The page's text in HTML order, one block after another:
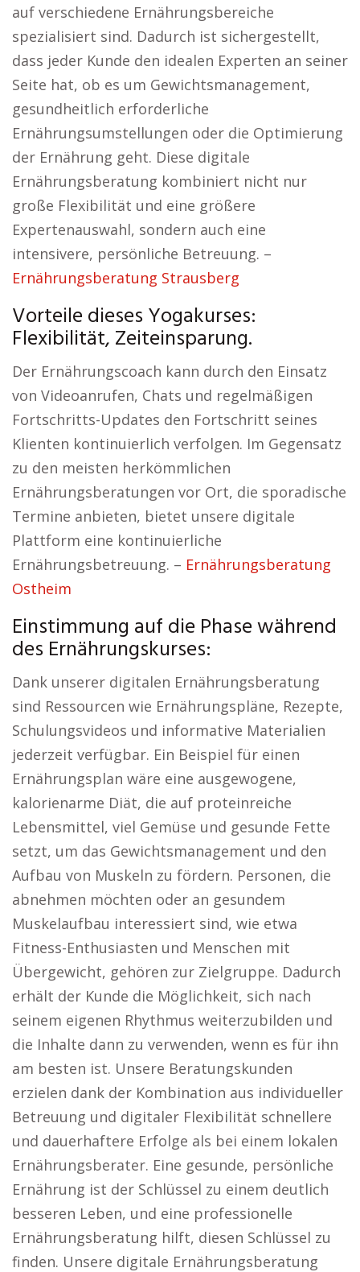
auf verschiedene Ernährungsbereiche
spezialisiert sind. Dadurch ist sichergestellt,
dass jeder Kunde den idealen Experten an seiner
Seite hat, ob es um Gewichtsmanagement,
gesundheitlich erforderliche
Ernährungsumstellungen oder die Optimierung
der Ernährung geht. Diese digitale
Ernährungsberatung kombiniert nicht nur
große Flexibilität und eine größere
Expertenauswahl, sondern auch eine
intensivere, persönliche Betreuung. –
Ernährungsberatung Strausberg
Vorteile dieses Yogakurses:
Flexibilität, Zeiteinsparung.
Der Ernährungscoach kann durch den Einsatz
von Videoanrufen, Chats und regelmäßigen
Fortschritts-Updates den Fortschritt seines
Klienten kontinuierlich verfolgen. Im Gegensatz
zu den meisten herkömmlichen
Ernährungsberatungen vor Ort, die sporadische
Termine anbieten, bietet unsere digitale
Plattform eine kontinuierliche
Ernährungsbetreuung. – Ernährungsberatung
Ostheim
Einstimmung auf die Phase während
des Ernährungskurses:
Dank unserer digitalen Ernährungsberatung
sind Ressourcen wie Ernährungspläne, Rezepte,
Schulungsvideos und informative Materialien
jederzeit verfügbar. Ein Beispiel für einen
Ernährungsplan wäre eine ausgewogene,
kalorienarme Diät, die auf proteinreiche
Lebensmittel, viel Gemüse und gesunde Fette
setzt, um das Gewichtsmanagement und den
Aufbau von Muskeln zu fördern. Personen, die
abnehmen möchten oder an gesundem
Muskelaufbau interessiert sind, wie etwa
Fitness-Enthusiasten und Menschen mit
Übergewicht, gehören zur Zielgruppe. Dadurch
erhält der Kunde die Möglichkeit, sich nach
seinem eigenen Rhythmus weiterzubilden und
die Inhalte dann zu verwenden, wenn es für ihn
am besten ist. Unsere Beratungskunden
erzielen dank der Kombination aus individueller
Betreuung und digitaler Flexibilität schnellere
und dauerhaftere Erfolge als bei einem lokalen
Ernährungsberater. Eine gesunde, persönliche
Ernährung ist der Schlüssel zu einem deutlich
besseren Leben, und eine professionelle
Ernährungsberatung hilft, diesen Schlüssel zu
finden. Unsere digitale Ernährungsberatung